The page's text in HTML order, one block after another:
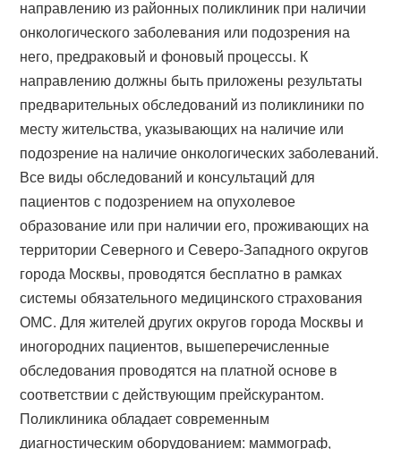
направлению из районных поликлиник при наличии
онкологического заболевания или подозрения на
него, предраковый и фоновый процессы. К
направлению должны быть приложены результаты
предварительных обследований из поликлиники по
месту жительства, указывающих на наличие или
подозрение на наличие онкологических заболеваний.
Все виды обследований и консультаций для
пациентов с подозрением на опухолевое
образование или при наличии его, проживающих на
территории Северного и Северо-Западного округов
города Москвы, проводятся бесплатно в рамках
системы обязательного медицинского страхования
ОМС. Для жителей других округов города Москвы и
иногородних пациентов, вышеперечисленные
обследования проводятся на платной основе в
соответствии с действующим прейскурантом.
Поликлиника обладает современным
диагностическим оборудованием: маммограф,